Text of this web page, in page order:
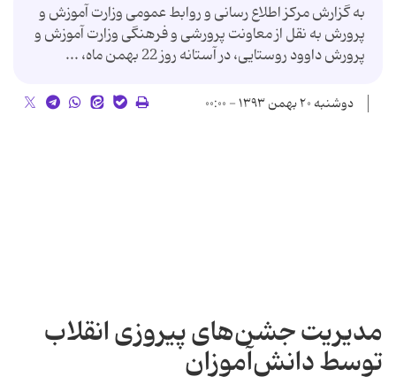
به گزارش مرکز اطلاع رسانی و روابط عمومی وزارت آموزش و
پرورش به نقل از معاونت پرورشی و فرهنگی وزارت آموزش و
پرورش داوود روستایی، در آستانه روز 22 بهمن ماه، ...
دوشنبه ۲۰ بهمن ۱۳۹۳ - ۰۰:۰۰
مدیریت جشن‌های پیروزی انقلاب
توسط دانش‌آموزان